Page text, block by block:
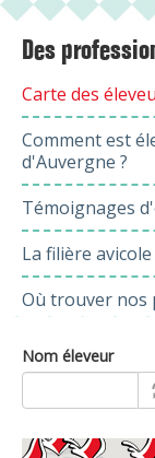
Des
Carte des
Comment est
d'Auvergne ?
Témoignages
La filière
Où trouver nos
Nom éleveur